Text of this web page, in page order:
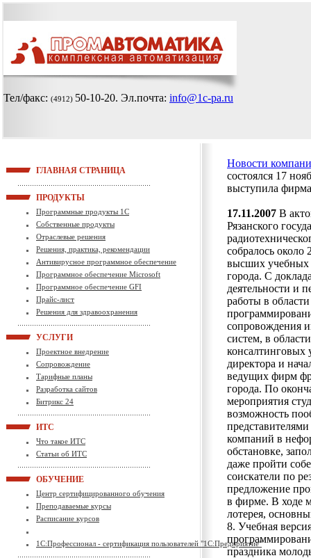
Тел/факс: (4912) 50-10-20. Эл.почта: info@1c-pa.ru
ГЛАВНАЯ СТРАНИЦА
ПРОДУКТЫ
Программные продукты 1С
Собственные продукты
Отраслевые решения
Решения, практика, рекомендации
Антивирусное программное обеспечение
Программное обеспечение Microsoft
Программное обеспечение GFI
Прайс-лист
Решения для здравоохранения
УСЛУГИ
Проектное внедрение
Сопровождение
Тарифные планы
Разработка сайтов
Битрикс 24
ИТС
Что такое ИТС
Статьи об ИТС
ОБУЧЕНИЕ
Центр сертифицированного обучения
Преподаваемые курсы
Расписание курсов
1С:Профессионал - сертификация пользователей "1С:Предприятие"
Новости
состоялся 17
выступила
17.11.2007 В
Рязанского
собралось около
высших учебных
города. С
деятельности и
работы в области
сопровождения
систем, в
консалтинговых
директора и
ведущих фирм
города. По
мероприятия
возможность
компаний в
обстановке,
даже пройти
соискатели по
предложение
в фирме. В ходе
лотерея,
8. Учебная
праздника